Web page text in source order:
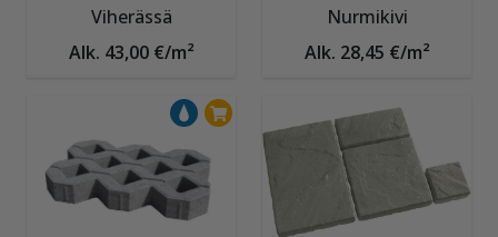
Viherässä
Alk. 43,00 €/m²
Nurmikivi
Alk. 28,45 €/m²